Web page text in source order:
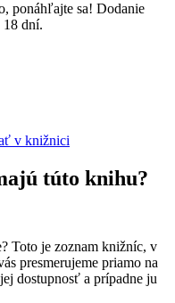
ponáhľajte sa! Dodanie
dní.
v knižnici
túto knihu?
Toto je zoznam knižníc, v
presmerujeme priamo na
dostupnosť a prípadne ju